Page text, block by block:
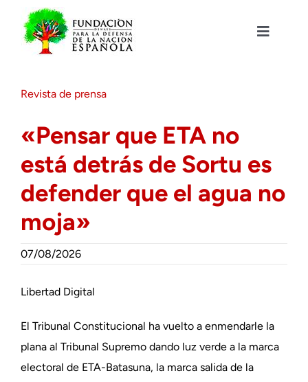
contenido
Toggle
Actualidad
Actividades
Colabora
Revista de prensa
«Pensar que ETA no
está detrás de Sortu es
defender que el agua no
moja»
07/08/2026
Libertad Digital
El Tribunal Constitucional ha vuelto a enmendarle la
plana al Tribunal Supremo dando luz verde a la marca
electoral de ETA-Batasuna, la marca salida de la